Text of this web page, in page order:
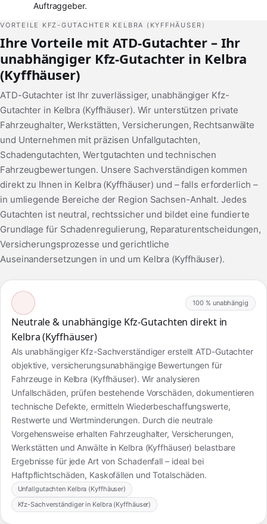
Auftraggeber.
VORTEILE KFZ-GUTACHTER KELBRA (KYFFHÄUSER)
Ihre Vorteile mit ATD-Gutachter – Ihr
unabhängiger Kfz-Gutachter in Kelbra
(Kyffhäuser)
ATD-Gutachter ist Ihr zuverlässiger, unabhängiger Kfz-
Gutachter in Kelbra (Kyffhäuser). Wir unterstützen private
Fahrzeughalter, Werkstätten, Versicherungen, Rechtsanwälte
und Unternehmen mit präzisen Unfallgutachten,
Schadengutachten, Wertgutachten und technischen
Fahrzeugbewertungen. Unsere Sachverständigen kommen
direkt zu Ihnen in Kelbra (Kyffhäuser) und – falls erforderlich –
in umliegende Bereiche der Region Sachsen-Anhalt. Jedes
Gutachten ist neutral, rechtssicher und bildet eine fundierte
Grundlage für Schadenregulierung, Reparaturentscheidungen,
Versicherungsprozesse und gerichtliche
Auseinandersetzungen in und um Kelbra (Kyffhäuser).
100 % unabhängig
Neutrale & unabhängige Kfz-Gutachten direkt in
Kelbra (Kyffhäuser)
Als unabhängiger Kfz-Sachverständiger erstellt ATD-Gutachter
objektive, versicherungsunabhängige Bewertungen für
Fahrzeuge in Kelbra (Kyffhäuser). Wir analysieren
Unfallschäden, prüfen bestehende Vorschäden, dokumentieren
technische Defekte, ermitteln Wiederbeschaffungswerte,
Restwerte und Wertminderungen. Durch die neutrale
Vorgehensweise erhalten Fahrzeughalter, Versicherungen,
Werkstätten und Anwälte in Kelbra (Kyffhäuser) belastbare
Ergebnisse für jede Art von Schadenfall – ideal bei
Haftpflichtschäden, Kaskofällen und Totalschäden.
Unfallgutachten Kelbra (Kyffhäuser)
Kfz-Sachverständiger in Kelbra (Kyffhäuser)